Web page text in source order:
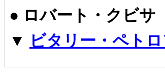
● ロバート・クビサ
▼ ビタリー・ペト